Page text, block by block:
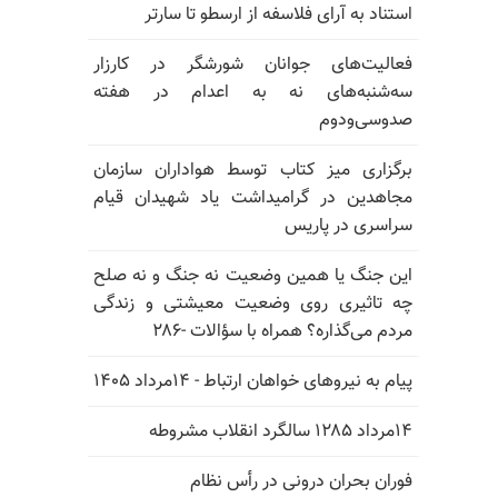
استناد به آرای فلاسفه از ارسطو تا سارتر
فعالیت‌های جوانان شورشگر در کارزار
سه‌شنبه‌های نه به اعدام در هفته
صدوسی‌و‌دوم
برگزاری میز کتاب توسط هواداران سازمان
مجاهدین در گرامیداشت یاد شهیدان قیام
سراسری در پاریس
این جنگ یا همین وضعیت نه جنگ و نه صلح
چه تاثیری روی وضعیت معیشتی و زندگی
مردم می‌گذاره؟ همراه با سؤالات -۲۸۶
پیام به نیروهای خواهان ارتباط - ۱۴مرداد ۱۴۰۵
۱۴مرداد ۱۲۸۵ سالگرد انقلاب مشروطه
فوران بحران درونی در رأس نظام